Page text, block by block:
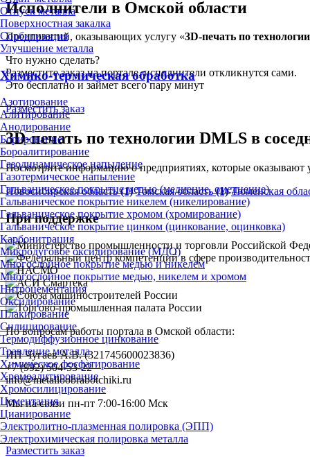
Отпуск металла
Поверхностная закалка
Сорбитизация
Улучшение металла
Химико-термическая обработка
Азотирование
Алитирование
Анодирование
Борирование
Бороалитирование
Газодинамическое напыление
Газотермическое напыление
Гальваническое покрытие медью (меднение, омеднение)
Гальваническое покрытие никелем (никелирование)
Гальваническое покрытие хромом (хромирование)
Гальваническое покрытие цинком (цинкование, оцинковка)
Карбонитрация
Микродуговое оксидирование (МДО)
Многослойное покрытие медью и никелем
Многослойное покрытие медью, никелем и хромом
Нитроцементация
Оксидирование
Плакирование
Силицирование
Термодиффузионное цинкование
Травление металла
Химическое фосфатирование
Хромоалитирование
Хромосилицирование
Цементация
Цианирование
Электролитно-плазменная полировка (ЭПП)
Электрохимическая полировка металла
Исполнители в Омской области
Предприятий, оказывающих услугу «3D-печать по
Что нужно сделать?
Разместите заказ на портале, исполнители откликнутся сами.
Это бесплатно и займет всего пару минут
Разместить заказ
3D-печать по технологии DMLS в
Посмотрите информацию о предприятиях, которые оказывают
Новосибирская область(1) Томская область(1) Тюменская
При поддержке
По вопросам работы портала в Омской области:
ИП Чугаев А.В. (321745600023836)
+7 (992) 504-53-22
info@metalloobrabotchiki.ru
Мы на связи пн-пт 7:00-16:00 Мск
Разместить заказ